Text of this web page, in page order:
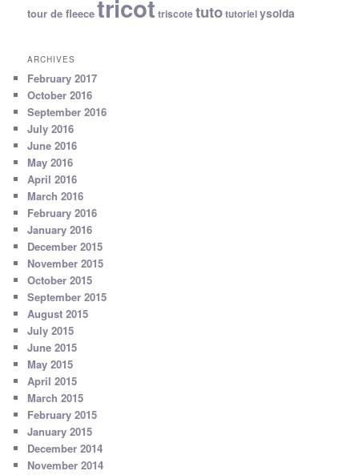
tour de fleecetricot triscote tutotutorielysolda
ARCHIVES
February 2017
October 2016
September 2016
July 2016
June 2016
May 2016
April 2016
March 2016
February 2016
January 2016
December 2015
November 2015
October 2015
September 2015
August 2015
July 2015
June 2015
May 2015
April 2015
March 2015
February 2015
January 2015
December 2014
November 2014